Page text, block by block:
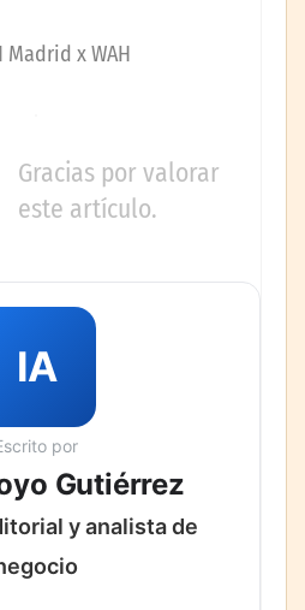
Madrid x WAH
Gracias por valorar
este artículo.
IA
por
Gutiérrez
y analista de